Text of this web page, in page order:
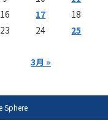
3月 »
16 17
18
23 24
25
Sphere